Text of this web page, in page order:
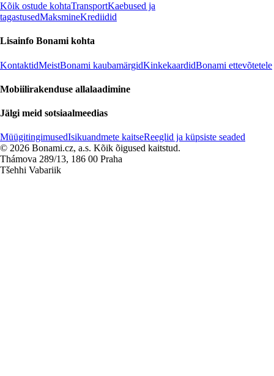
Kõik ostude kohtaTransportKaebused ja
tagastusedMaksmineKrediidid
Lisainfo Bonami kohta
KontaktidMeistBonami kaubamärgidKinkekaardidBonami ettevõtetele
Mobiilirakenduse allalaadimine
Jälgi meid sotsiaalmeedias
MüügitingimusedIsikuandmete kaitseReeglid ja küpsiste seaded
© 2026 Bonami.cz, a.s. Kõik õigused kaitstud.
Thámova 289/13, 186 00 Praha
Tšehhi Vabariik